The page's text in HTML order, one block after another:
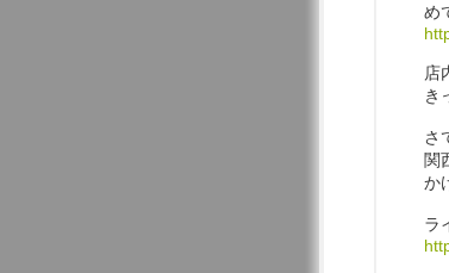
め
店
き
さ
関
か
ラ